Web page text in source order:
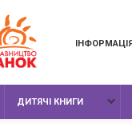
ДИТЯЧІ КНИГИ